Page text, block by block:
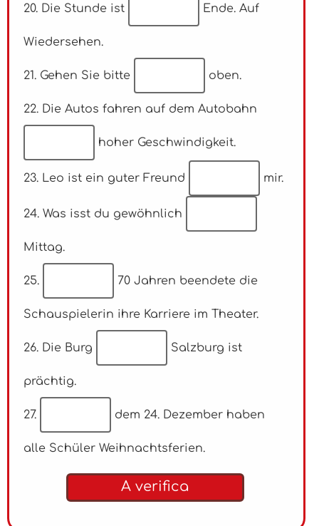
20. Die Stunde ist Ende. Auf
Wiedersehen.
21. Gehen Sie bitte oben.
22. Die Autos fahren auf dem Autobahn
hoher Geschwindigkeit.
23. Leo ist ein guter Freund mir.
24. Was isst du gewöhnlich
Mittag.
25. 70 Jahren beendete die
Schauspielerin ihre Karriere im Theater.
26. Die Burg Salzburg ist
prächtig.
27. dem 24. Dezember haben
alle Schüler Weihnachtsferien.
A verifica